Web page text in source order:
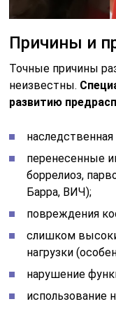
Причины и
Точные причины
неизвестны.
развитию
перенесенные
боррелиоз,
Барра, ВИЧ);
повреждения
слишком
нагрузки
нарушение
использование